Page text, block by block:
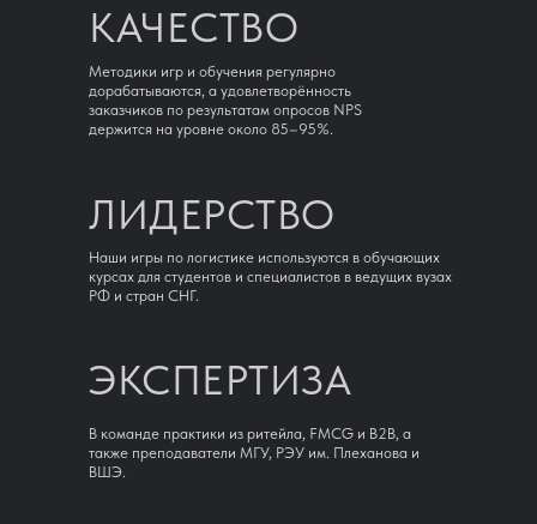
Методики игр и обучения регулярно
дорабатываются, а удовлетворённость
заказчиков по результатам опросов NPS
держится на уровне около 85–95%.
КАЧЕСТВО
Наши игры по логистике используются в обучающих
курсах для студентов и специалистов в ведущих вузах
РФ и стран СНГ.
ЛИДЕРСТВО
В команде практики из ритейла, FMCG и B2B, а
также преподаватели МГУ, РЭУ им. Плеханова и
ВШЭ.
ЭКСПЕРТИЗА